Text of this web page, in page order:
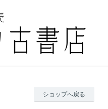
ショップへ戻る